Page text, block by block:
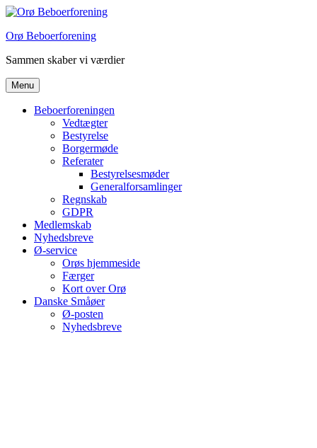
Orø Beboerforening
Sammen skaber vi værdier
Menu
Beboerforeningen
Vedtægter
Bestyrelse
Borgermøde
Referater
Bestyrelsesmøder
Generalforsamlinger
Regnskab
GDPR
Medlemskab
Nyhedsbreve
Ø-service
Orøs hjemmeside
Færger
Kort over Orø
Danske Småøer
Ø-posten
Nyhedsbreve